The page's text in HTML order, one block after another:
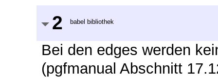
2 babel bibliothek
Bei den edges werden
(pgfmanual Abschnitt